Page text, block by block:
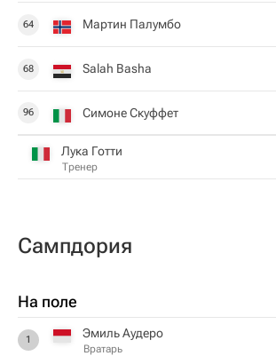
64 Мартин Палумбо
68 Salah Basha
96 Симоне Скуффет
Лука Готти
Тренер
Сампдория
На поле
1 Эмиль Аудеро
Вратарь